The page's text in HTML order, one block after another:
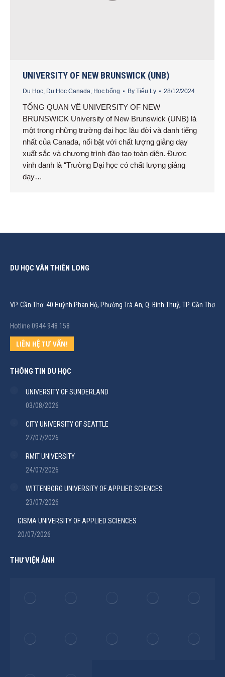
UNIVERSITY OF NEW BRUNSWICK (UNB)
Du Học, Du Học Canada, Học bổng By Tiểu Ly 28/12/2024
TỔNG QUAN VỀ UNIVERSITY OF NEW
BRUNSWICK University of New Brunswick (UNB) là
một trong những trường đại học lâu đời và danh tiếng
nhất của Canada, nổi bật với chất lượng giảng dạy
xuất sắc và chương trình đào tạo toàn diện. Được
vinh danh là “Trường Đại học có chất lượng giảng
dạy…
DU HỌC VÂN THIÊN LONG
VP. Cần Thơ: 40 Huỳnh Phan Hộ, Phường Trà An, Q. Bình Thuỷ, TP. Cần Thơ
Hotline 0944 948 158
LIÊN HỆ TƯ VẤN!
THÔNG TIN DU HỌC
UNIVERSITY OF SUNDERLAND
03/08/2026
CITY UNIVERSITY OF SEATTLE
27/07/2026
RMIT UNIVERSITY
24/07/2026
WITTENBORG UNIVERSITY OF APPLIED SCIENCES
23/07/2026
GISMA UNIVERSITY OF APPLIED SCIENCES
20/07/2026
THƯ VIỆN ẢNH